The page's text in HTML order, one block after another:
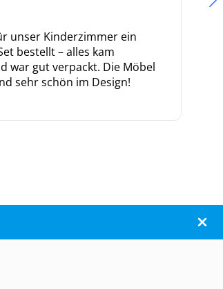
unser Kinderzimmer ein
bestellt – alles kam
war gut verpackt. Die Möbel
sehr schön im Design!